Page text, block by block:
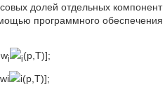
долей отдельных компонент
программного обеспечения
i i(p,T)];
i(p,T)];